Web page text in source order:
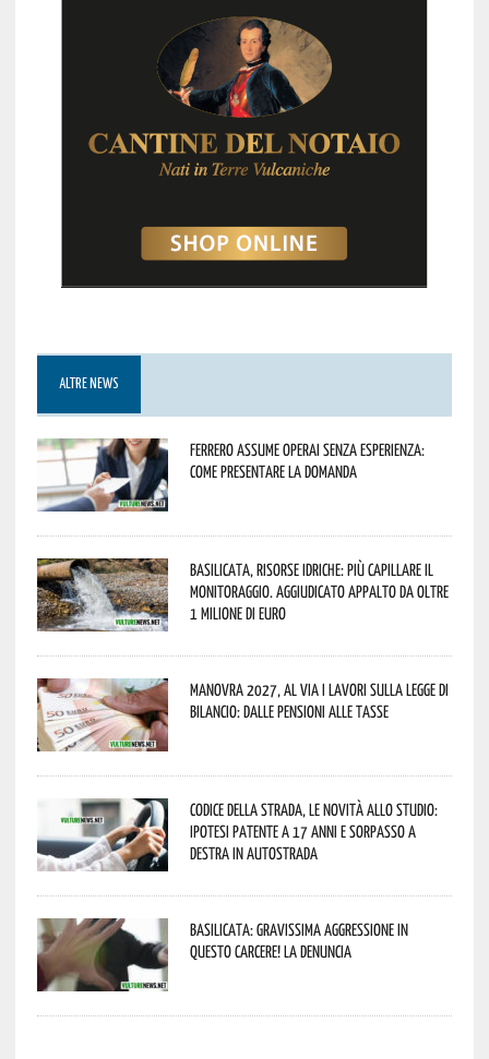
ALTRE NEWS
Ferrero assume operai senza esperienza:
come presentare la domanda
Basilicata, Risorse idriche: più capillare il
monitoraggio. Aggiudicato appalto da oltre
1 milione di euro
Manovra 2027, al via i lavori sulla Legge di
Bilancio: dalle pensioni alle tasse
Codice della strada, le novità allo studio:
ipotesi patente a 17 anni e sorpasso a
destra in autostrada
Basilicata: gravissima aggressione in
questo Carcere! La denuncia